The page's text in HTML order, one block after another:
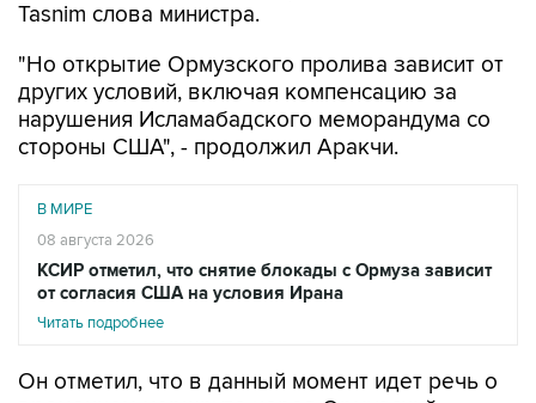
"Но открытие Ормузского пролива зависит от
нарушения Исламабадского меморандума со
стороны США", - продолжил Аракчи.
В МИРЕ
КСИР отметил, что снятие блокады с Ормуза зависит
от согласия США на условия Ирана
Читать подробнее
Он отметил, что в данный момент идет речь о
пролив, утверждение которого сопряжено с